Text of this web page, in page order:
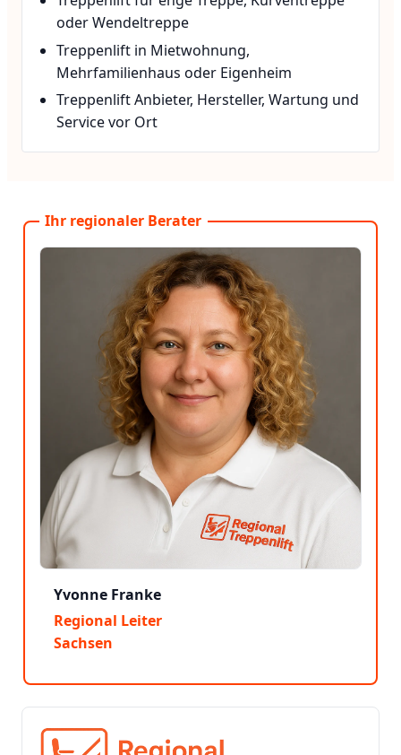
oder Wendeltreppe
Treppenlift in Mietwohnung,
Mehrfamilienhaus oder Eigenheim
Treppenlift Anbieter, Hersteller, Wartung und
Service vor Ort
Ihr regionaler Berater
Yvonne Franke
Regional Leiter
Sachsen